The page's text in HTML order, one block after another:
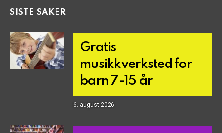
SISTE SAKER
Gratis
musikkverksted for
barn 7-15 år
6. august 2026